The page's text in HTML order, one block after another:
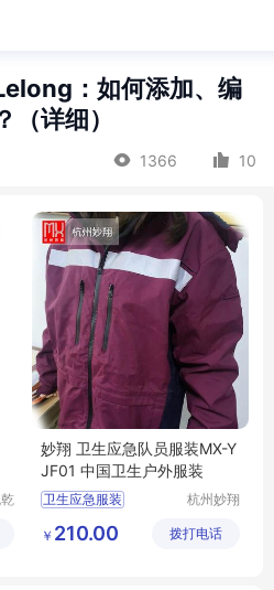
：如何添加、编
详细）
1366 10
妙翔 卫生应急队员服装MX-Y
JF01 中国卫生户外服装
卫生应急服装
YJF01 应急救援服装
杭州妙翔
有限公司
￥ 210.00 拨打电话